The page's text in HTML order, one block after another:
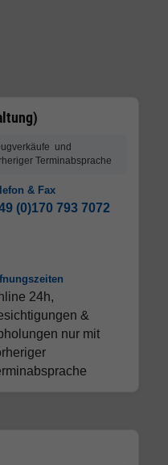
und
Terminabsprache
& Fax
(0)170 793 7072
24h,
&
nur mit